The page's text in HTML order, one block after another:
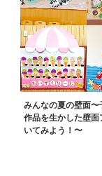
みんなの夏の壁面〜
作品を生かした壁面
いてみよう！〜